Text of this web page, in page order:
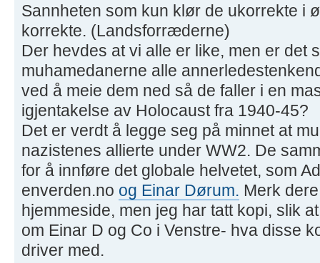
Sannheten som kun klør de ukorrekte i
korrekte. (Landsforræderne)
Der hevdes at vi alle er like, men er det
muhamedanerne alle
ved å meie dem ned så de faller i en
igjentakelse av Holocaust fra 1940-45?
Det er verdt å legge seg på minnet at
nazistenes allierte under WW2. De
for å innføre det globale helvetet, som
enverden.no og Einar Dørum. Merk
hjemmeside, men jeg har tatt kopi, slik
om Einar D og Co i Venstre- hva disse
driver med.